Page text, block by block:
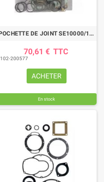
POCHETTE DE JOINT SE10000/12000
70,61 € TTC
102-200577
ACHETER
En stock